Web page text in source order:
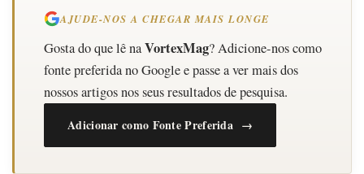
AJUDE-NOS A CHEGAR MAIS LONGE
Gosta do que lê naVortexMag? Adicione-nos como
fonte preferida no Google e passe a ver mais dos
nossos artigos nos seus resultados de pesquisa.
Adicionar como Fonte Preferida →